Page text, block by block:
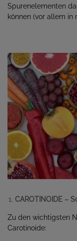
Spurenelementen
können (vor allem
CAROTINOIDE –
Zu den wichtigsten
Carotinoide: